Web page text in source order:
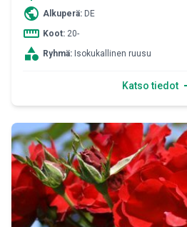
public Alkuperä: DE
straighten Koot: 20-
category Ryhmä: Isokukallinen ruusu
Katso tiedot